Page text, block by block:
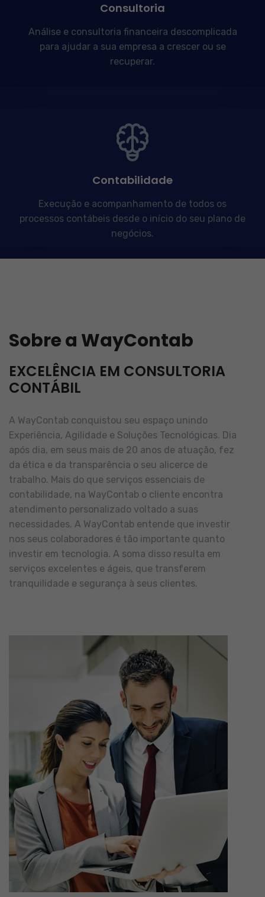
Consultoria
Análise e consultoria financeira descomplicada
para ajudar a sua empresa a crescer ou se
recuperar.
Contabilidade
Execução e acompanhamento de todos os
processos contábeis desde o início do seu plano de
negócios.
Sobre a WayContab
EXCELÊNCIA EM CONSULTORIA
CONTÁBIL
A WayContab conquistou seu espaço unindo
Experiência, Agilidade e Soluções Tecnológicas. Dia
após dia, em seus mais de 20 anos de atuação, fez
da ética e da transparência o seu alicerce de
trabalho. Mais do que serviços essenciais de
contabilidade, na WayContab o cliente encontra
atendimento personalizado voltado a suas
necessidades. A WayContab entende que investir
nos seus colaboradores é tão importante quanto
investir em tecnologia. A soma disso resulta em
serviços excelentes e ágeis, que transferem
tranquilidade e segurança à seus clientes.